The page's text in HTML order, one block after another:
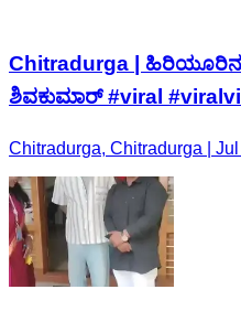
Chitradurga |
ಶಿವಕುಮಾರ್ #viral
Chitradurga, Chitradurga |